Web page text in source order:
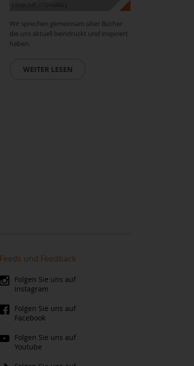
Leseclub_(c)pixabay
Wir sprechen gemeinsam über Bücher
die uns aktuell beindruckt und inspiriert
haben.
WEITER LESEN
Feeds und Feedback
Folgen Sie uns auf
Instagram
Folgen Sie uns auf
Facebook
Folgen Sie uns auf
Youtube